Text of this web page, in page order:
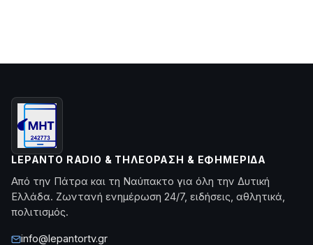
LEPANTO RADIO & ΤΗΛΕΌΡΑΣΗ & ΕΦΗΜΕΡΊΔΑ
Από την Πάτρα και τη Ναύπακτο για όλη την Δυτική
Ελλάδα. Ζωντανή ενημέρωση 24/7, ειδήσεις, αθλητικά,
πολιτισμός.
info@lepantortv.gr